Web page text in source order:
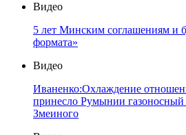
Видео
5 лет Минским соглашениям и
формата»
Видео
Иваненко:Охлаждение
принесло Румынии газоносный
Змеиного